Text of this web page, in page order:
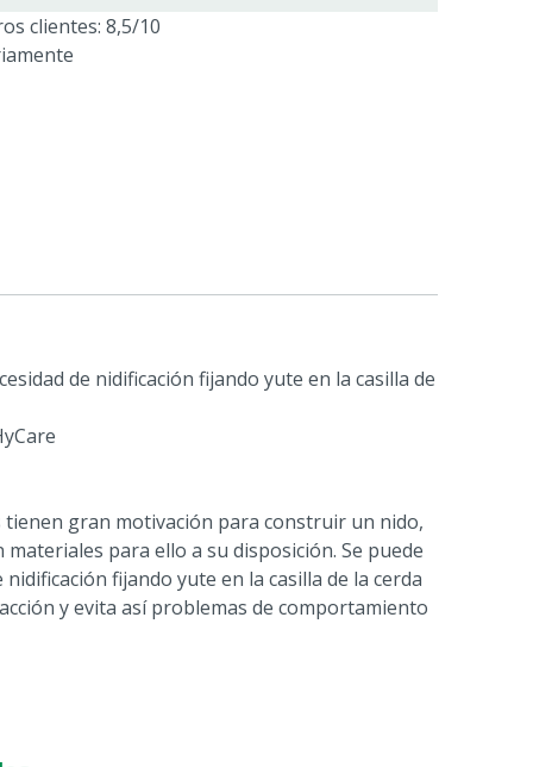
clientes: 8,5/10
de nidificación fijando yute en la casilla de
tienen gran motivación para construir un nido,
para ello a su disposición. Se puede
fijando yute en la casilla de la cerda
y evita así problemas de comportamiento